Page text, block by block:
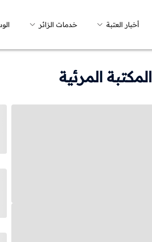
أخبار العتبة خدمات الزائر
المكتبة المرئية